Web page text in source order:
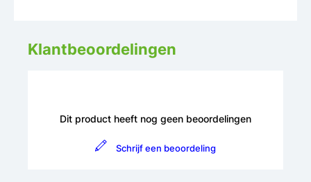
Klantbeoordelingen
Dit product heeft nog geen beoordelingen
Schrijf een beoordeling